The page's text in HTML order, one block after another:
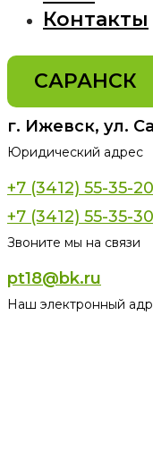
Контакты
САРАНСК
г. Ижевск, ул.
Юридический адрес
+7 (3412) 55-35-20
+7 (3412) 55-35-30
Звоните мы на связи
pt18@bk.ru
Наш электронный